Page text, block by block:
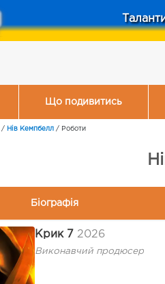
Що подивитись
/ Нів Кемпбелл / Роботи
Біографія
Крик 7 2026
Виконавчий продюсер